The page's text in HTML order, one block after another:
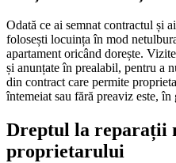
Odată ce ai semnat contractul și
folosești locuința în mod
apartament oricând dorește.
și anunțate în prealabil, pentru a
din contract care permite
întemeiat sau fără preaviz este,
Dreptul la reparații
proprietarului